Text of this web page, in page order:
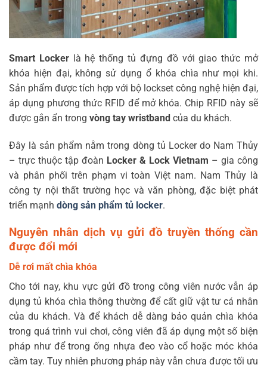
Smart Lockerlà hệ thống tủ đựng đồ với giao thức mở
khóa hiện đại, không sử dụng ổ khóa chìa như mọi khi.
Sản phẩm được tích hợp với bộ lockset công nghệ hiện đại,
áp dụng phương thức RFID để mở khóa. Chip RFID này sẽ
được gắn ẩn trong vòng tay wristband của du khách.
Đây là sản phẩm nằm trong dòng tủ Locker do Nam Thủy
– trực thuộc tập đoàn Locker & Lock Vietnam – gia công
và phân phối trên phạm vi toàn Việt nam. Nam Thủy là
công ty nội thất trường học và văn phòng, đặc biệt phát
triển mạnh dòng sản phẩm tủ locker.
Nguyên nhân dịch vụ gửi đồ truyền thống cần
được đổi mới
Dễ rơi mất chìa khóa
Cho tới nay, khu vực gửi đồ trong công viên nước vẫn áp
dụng tủ khóa chìa thông thường để cất giữ vật tư cá nhân
của du khách. Và để khách dễ dàng bảo quản chìa khóa
trong quá trình vui chơi, công viên đã áp dụng một số biện
pháp như để trong ống nhựa đeo vào cổ hoặc móc khóa
cầm tay. Tuy nhiên phương pháp này vẫn chưa được tối ưu